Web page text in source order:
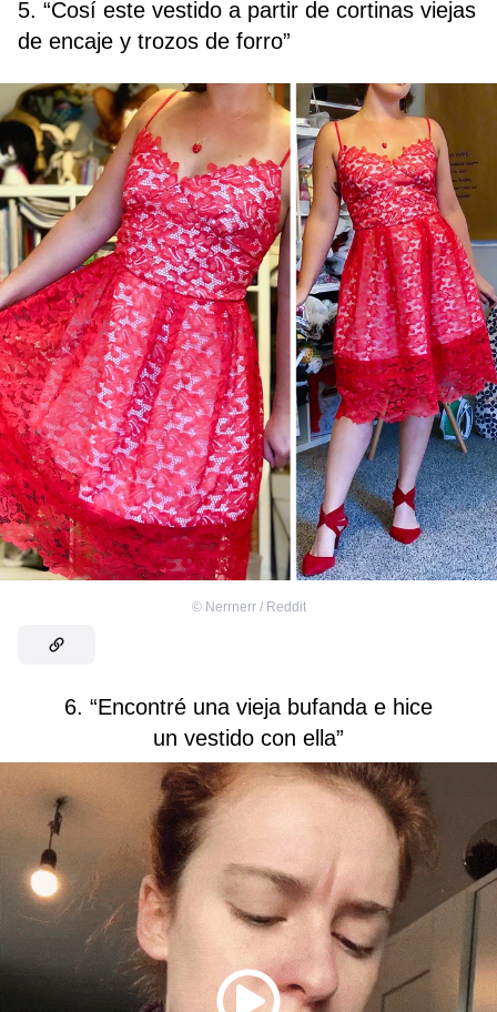
5. “Cosí este vestido a partir de cortinas viejas
de encaje y trozos de forro”
© Nerrnerr / Reddit
6. “Encontré una vieja bufanda e hice
un vestido con ella”